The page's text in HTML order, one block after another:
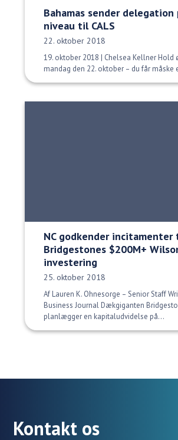
Bahamas sender
niveau til CALS
Udgivelsesdato:
22. oktober 2018
19. oktober 2018 | Chelsea Kellner Hold
mandag den 22. oktober – du får måske
NC godkender
Bridgestones $200M+
investering
Udgivelsesdato:
25. oktober 2018
Af Lauren K. Ohnesorge – Senior Staff
Business Journal Dækgiganten
planlægger en kapitaludvidelse på...
Kontakt os